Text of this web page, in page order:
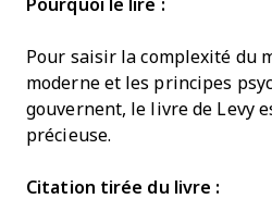
Pourquoi le lire :
Pour saisir la complexité du
moderne et les principes
gouvernent, le livre de Levy
précieuse.
Citation tirée du livre :